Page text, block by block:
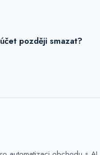
později smazat?